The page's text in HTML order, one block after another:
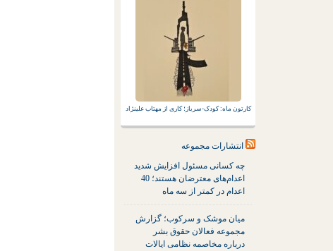
کارتون ماه: کودک-سرباز؛ کاری از مهتاب علینژاد
انتشارات مجموعه
چه کسانی مسئول افزایش شدید
اعدام‌های معترضان هستند؛ 40
اعدام در کمتر از سه ماه
میان موشک و سرکوب؛ گزارش
مجموعه فعالان حقوق بشر
درباره مخاصمه نظامی ایالات